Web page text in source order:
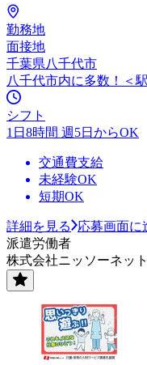
勤務地
面接地
千葉県八千代市
八千代市内に多数！＜
シフト
1日8時間 週5日からOK
交通費支給
未経験OK
短期OK
詳細を見る
応募画面に
派遣労働者
株式会社ニッソーネッ